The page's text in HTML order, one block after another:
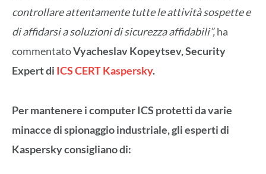
controllare attentamente tutte le attività sospette e
di affidarsi a soluzioni di sicurezza affidabili”,ha
commentatoVyacheslav Kopeytsev, Security
Expert di ICS CERT Kaspersky.
Per mantenere i computer ICS protetti da varie
minacce di spionaggio industriale, gli esperti di
Kaspersky consigliano di: